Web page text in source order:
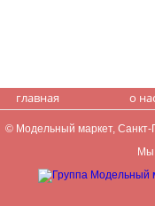
главная о
© Модельный маркет, Санкт-
Мы